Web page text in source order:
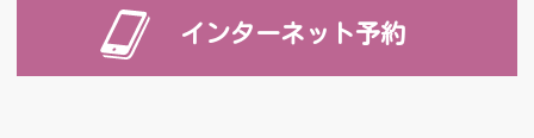
インターネット予約